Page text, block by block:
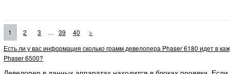
1 2 3 ... 39 40
>
Есть ли у вас информация сколько грамм девелопера Phaser 6180 идет в
Phaser 6500?